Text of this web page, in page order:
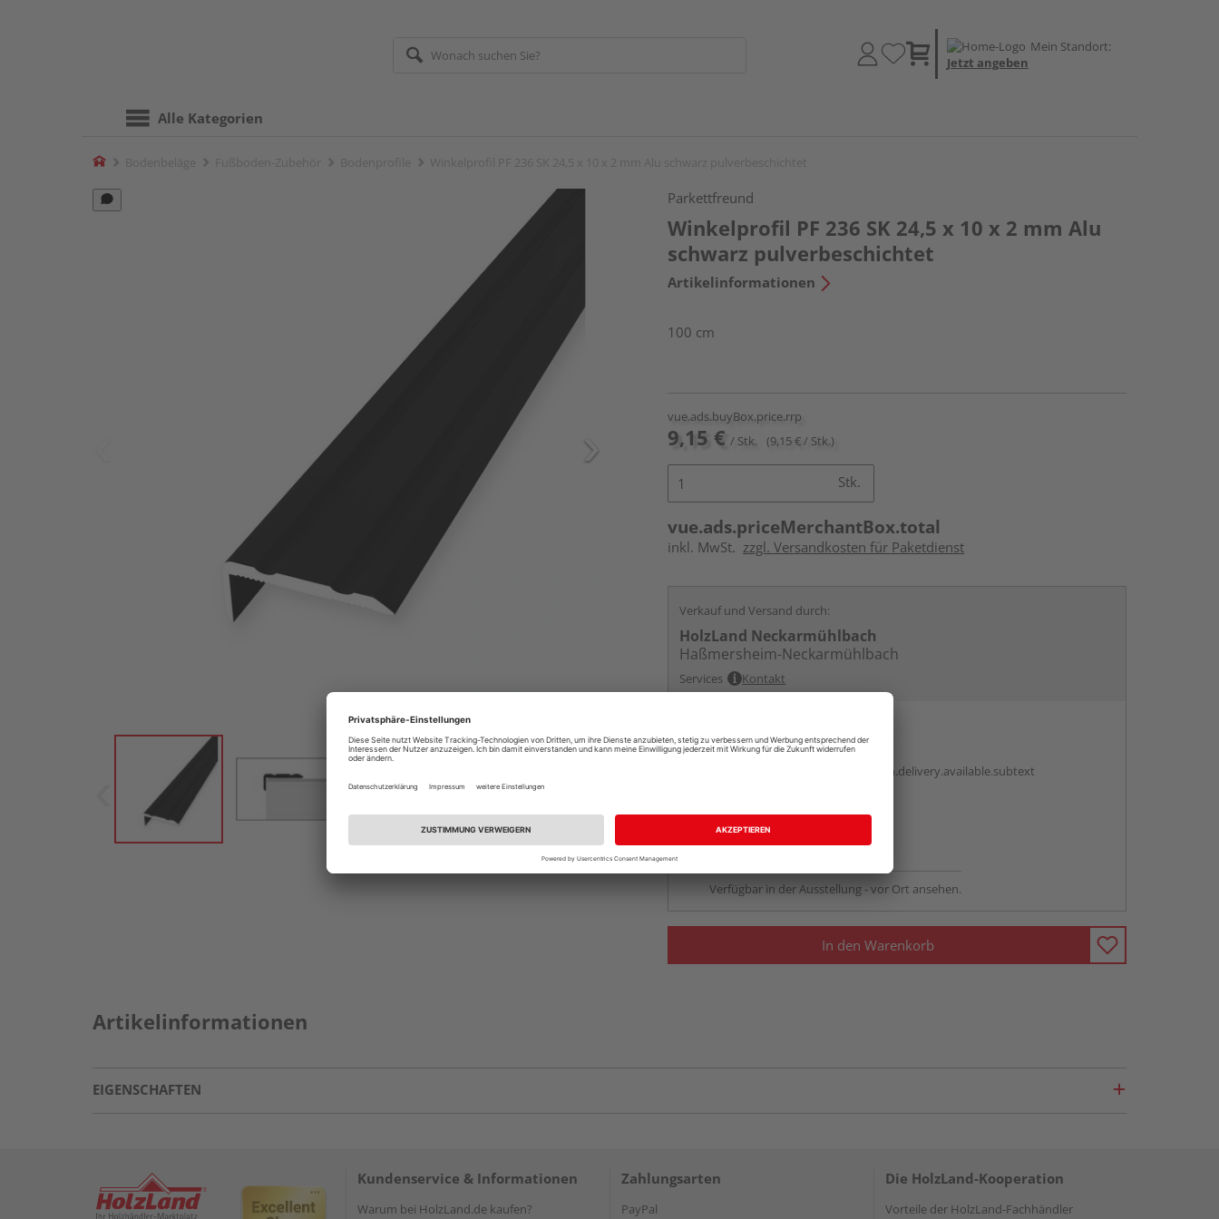
Mein Standort:
Jetzt angeben
Alle Kategorien
Home
Parkettfreund
Winkelprofil PF 236 SK 24,5 x 10 x 2 mm Alu
schwarz pulverbeschichtet
Artikelinformationen
100 cm
vue.ads.buyBox.price.rrp
9,15 € / Stk. (9,15 € / Stk.)
Stk.
vue.ads.priceMerchantBox.total
inkl. MwSt. zzgl. Versandkosten für Paketdienst
Verkauf und Versand durch:
HolzLand Neckarmühlbach
Haßmersheim-Neckarmühlbach
Services Kontakt
Auf Lager:
vue.ads.priceMerchantBox.option.delivery.available.subtext
Beim Händler abholen
Auf Lager:Abholung möglich
Verfügbar in der Ausstellung - vor Ort ansehen.
In den Warenkorb
Artikelinformationen
EIGENSCHAFTEN
Kundenservice & Informationen
Warum bei HolzLand.de kaufen?
Zahlungsarten
PayPal
Die HolzLand-Kooperation
Vorteile der HolzLand-Fachhändler